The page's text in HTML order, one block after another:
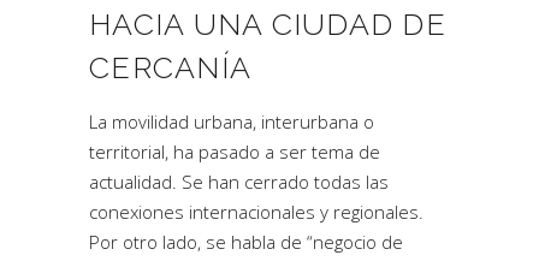
HACIA UNA CIUDAD DE
CERCANÍA
La movilidad urbana, interurbana o
territorial, ha pasado a ser tema de
actualidad. Se han cerrado todas las
conexiones internacionales y regionales.
Por otro lado, se habla de “negocio de